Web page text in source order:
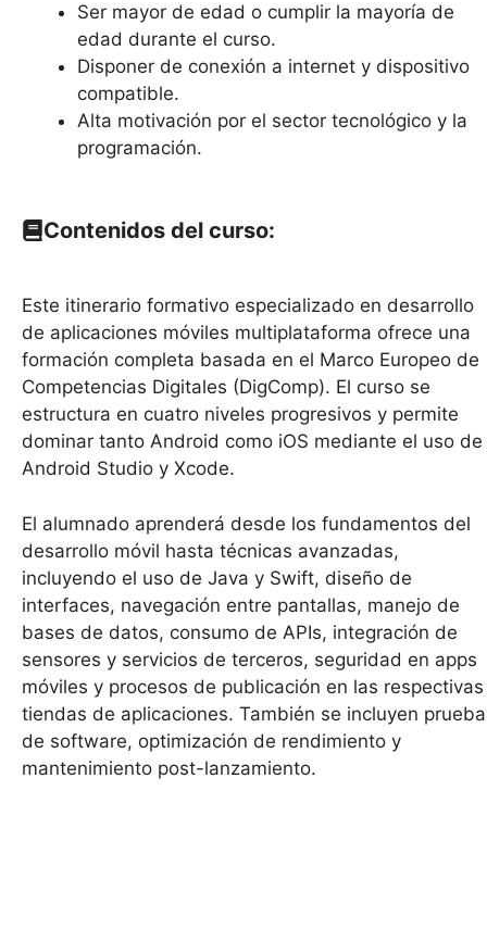
Ser mayor de edad o cumplir la mayoría de
edad durante el curso.
Disponer de conexión a internet y dispositivo
compatible.
Alta motivación por el sector tecnológico y la
programación.
Contenidos del curso:
Este itinerario formativo especializado en desarrollo
de aplicaciones móviles multiplataforma ofrece una
formación completa basada en el Marco Europeo de
Competencias Digitales (DigComp). El curso se
estructura en cuatro niveles progresivos y permite
dominar tanto Android como iOS mediante el uso de
Android Studio y Xcode.
El alumnado aprenderá desde los fundamentos del
desarrollo móvil hasta técnicas avanzadas,
incluyendo el uso de Java y Swift, diseño de
interfaces, navegación entre pantallas, manejo de
bases de datos, consumo de APIs, integración de
sensores y servicios de terceros, seguridad en apps
móviles y procesos de publicación en las respectivas
tiendas de aplicaciones. También se incluyen
de software, optimización de rendimiento y
mantenimiento post-lanzamiento.